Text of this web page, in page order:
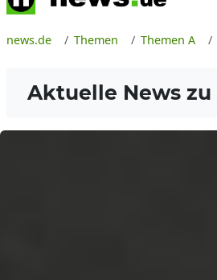
news.de Themen Themen A
Aktuelle News zu